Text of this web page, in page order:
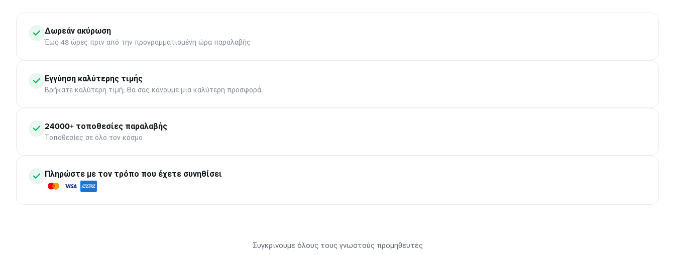
Δωρεάν ακύρωση
Έως 48 ώρες πριν από την προγραμματισμένη ώρα παραλαβής
Εγγύηση καλύτερης τιμής
Βρήκατε καλύτερη τιμή; Θα σας κάνουμε μια καλύτερη προσφορά.
24000+ τοποθεσίες παραλαβής
Τοποθεσίες σε όλο τον κόσμο
Πληρώστε με τον τρόπο που έχετε συνηθίσει
Συγκρίνουμε όλους τους γνωστούς προμηθευτές